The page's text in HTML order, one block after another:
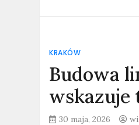
KRAKÓW
Budowa
wskazuje
30 maja, 2026